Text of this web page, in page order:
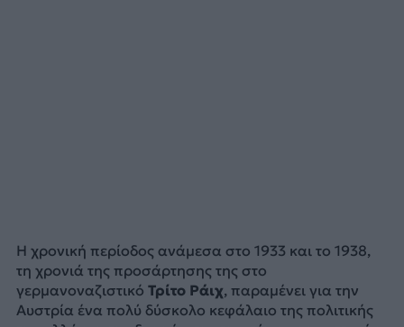
Η χρονική περίοδος ανάμεσα στο 1933 και το 1938,
τη χρονιά της προσάρτησης της στο
γερμανοναζιστικό Τρίτο Ράιχ, παραμένει για την
Αυστρία ένα πολύ δύσκολο κεφάλαιο της πολιτικής